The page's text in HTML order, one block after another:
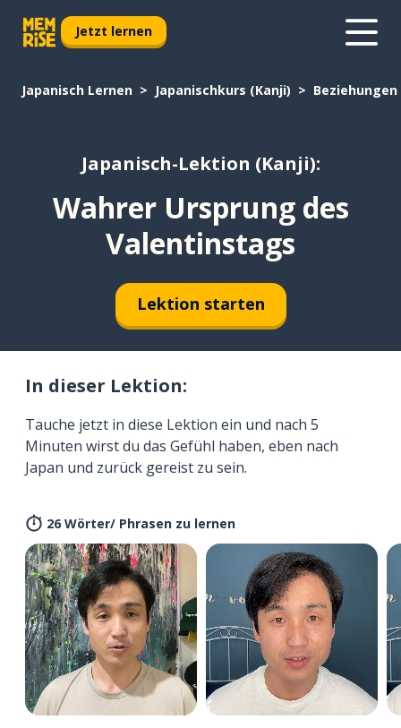
Jetzt lernen
Japanisch Lernen Japanischkurs (Kanji) Beziehungen
Japanisch-Lektion (Kanji):
Wahrer Ursprung des
Valentinstags
Lektion starten
In dieser Lektion:
Tauche jetzt in diese Lektion ein und nach 5
Minuten wirst du das Gefühl haben, eben nach
Japan und zurück gereist zu sein.
26 Wörter/ Phrasen zu lernen